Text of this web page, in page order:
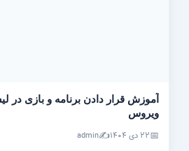
آموزش قرار دادن برنامه و بازی در
ویروس
📅۲۲ دی ۱۴۰۴ ✍️
admin